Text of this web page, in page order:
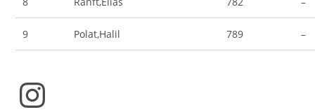
9 Polat,Halil 789 –
Instagram